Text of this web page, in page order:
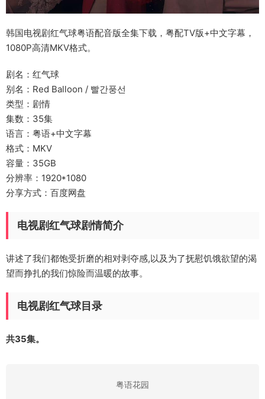
韩国电视剧红气球粤语配音版全集下载，粤配TV版+中文字幕，
1080P高清MKV格式。
剧名：红气球
别名：Red Balloon / 빨간풍선
类型：剧情
集数：35集
语言：粤语+中文字幕
格式：MKV
容量：35GB
分辨率：1920*1080
分享方式：百度网盘
电视剧红气球剧情简介
讲述了我们都饱受折磨的相对剥夺感,以及为了抚慰饥饿欲望的渴
望而挣扎的我们惊险而温暖的故事。
电视剧红气球目录
共35集。
粤语花园